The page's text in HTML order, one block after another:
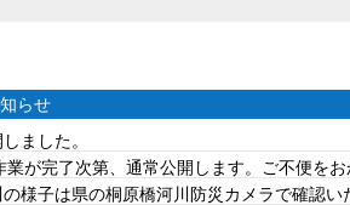
らせ
ました。
完了次第、通常公開します。ご不便を
様子は県の桐原橋河川防災カメラで確認い